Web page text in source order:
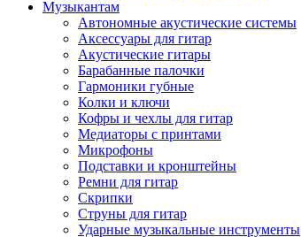
Музыкантам
Автономные акустические системы
Аксессуары для гитар
Акустические гитары
Барабанные палочки
Гармоники губные
Колки и ключи
Кофры и чехлы для гитар
Медиаторы с принтами
Микрофоны
Подставки и кронштейны
Ремни для гитар
Скрипки
Струны для гитар
Ударные музыкальные инструменты